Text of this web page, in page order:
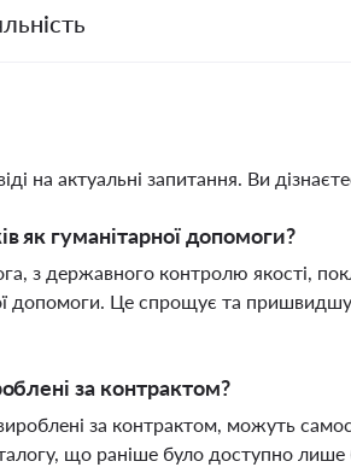
на актуальні запитання. Ви
як гуманітарної допомоги?
з державного контролю якості,
допомоги. Це спрощує та
за контрактом?
за контрактом, можуть
що раніше було доступно